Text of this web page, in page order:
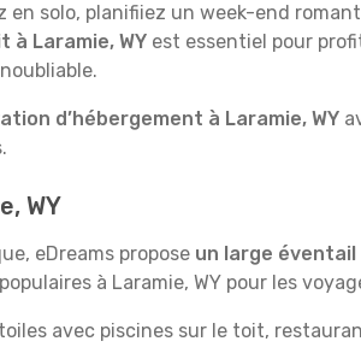
en solo, planifiiez un week-end
à Laramie, WY est essentiel pour
d’hébergement à Laramie, WY
WY
eDreams propose un large éventail
à Laramie, WY pour les
avec piscines sur le toit,